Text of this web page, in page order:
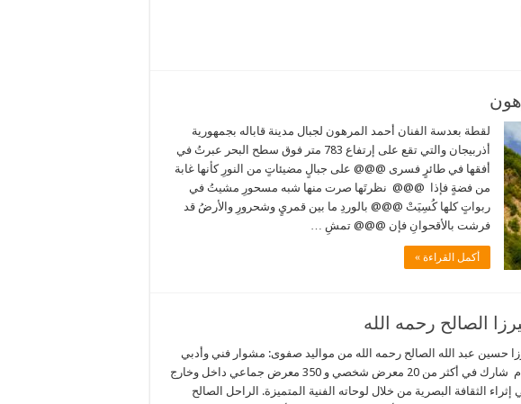
لقطة بعدسة الفنان أحمد المرهون لجبال مدينة قاباله بجمهورية
أذربيجان والتي تقع على إرتفاع 783 متر فوق سطح البحر عبرتُ في
أفقها في طائرٍ فسرى @@@ على جبالٍ مضيئاتٍ من النورِ كأنها غابة
من فضةٍ فإذا @@@ نظرتَها صرت منها شبه مسحورِ مشيتُ في
ربواتٍ كلها كُسِيَتْ @@@ بالوردِ ما بين قمريٍ وشحرورِ والأرضُ قد
فرشت بالأقحوانِ فإن @@@ تمشِ …
أكمل القراءة »
حسين عبد الله الصالح رحمه الله من مواليد صفوى: مشوار فني وأدبي
يمتد لآكثر من 45 عام شارك في أكثر من 20 معرض شخصي و 350 معرض جماعي داخل وخارج
الثقافة البصرية من خلال لوحاته الفنية المتميزة. الراحل الصالح